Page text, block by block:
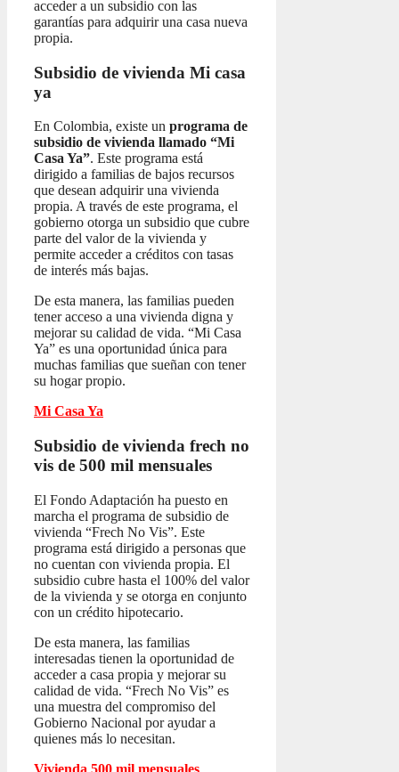
acceder a un subsidio con las
garantías para adquirir una casa nueva
propia.
Subsidio de vivienda Mi casa
ya
En Colombia, existe un programa de
subsidio de vivienda llamado “Mi
Casa Ya”. Este programa está
dirigido a familias de bajos recursos
que desean adquirir una vivienda
propia. A través de este programa, el
gobierno otorga un subsidio que cubre
parte del valor de la vivienda y
permite acceder a créditos con tasas
de interés más bajas.
De esta manera, las familias pueden
tener acceso a una vivienda digna y
mejorar su calidad de vida. “Mi Casa
Ya” es una oportunidad única para
muchas familias que sueñan con tener
su hogar propio.
Mi Casa Ya
Subsidio de vivienda frech no
vis de 500 mil mensuales
El Fondo Adaptación ha puesto en
marcha el programa de subsidio de
vivienda “Frech No Vis”. Este
programa está dirigido a personas que
no cuentan con vivienda propia. El
subsidio cubre hasta el 100% del valor
de la vivienda y se otorga en conjunto
con un crédito hipotecario.
De esta manera, las familias
interesadas tienen la oportunidad de
acceder a casa propia y mejorar su
calidad de vida. “Frech No Vis” es
una muestra del compromiso del
Gobierno Nacional por ayudar a
quienes más lo necesitan.
Vivienda 500 mil mensuales